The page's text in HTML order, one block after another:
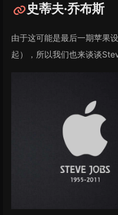
史蒂夫·乔布斯
由于这可能是最后一期苹果
起），所以我们也来谈谈